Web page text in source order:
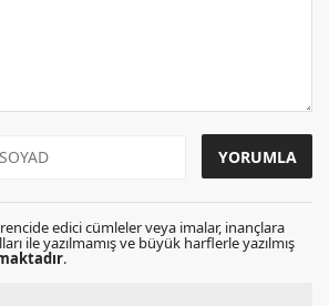
edici cümleler veya imalar, inançlara
ile yazılmamış ve büyük harflerle yazılmış
.